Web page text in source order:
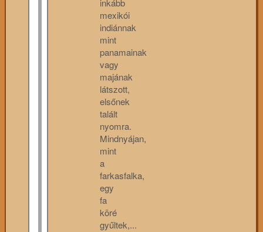
inkább
mexikói
indiánnak
mint
panamainak
vagy
majának
látszott,
elsőnek
talált
nyomra.
Mindnyájan,
mint
a
farkasfalka,
egy
fa
köré
gyűltek,...